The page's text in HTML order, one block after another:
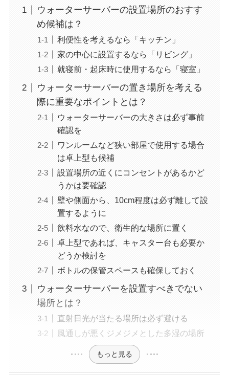
ウォーターサーバーの設置場所のおすす
め候補は？
利便性を考えるなら「キッチン」
家の中心に設置するなら「リビング」
就寝前・起床時に使用するなら「寝室」
ウォーターサーバーの置き場所を考える
際に重要なポイントとは？
ウォーターサーバーの大きさは必ず事前
確認を
ワンルームなど狭い部屋で使用する場合
は卓上型も候補
設置場所の近くにコンセントがあるかど
うかは要確認
壁や側面から、10cm程度は必ず離して設
置するように
飲料水なので、衛生的な場所に置く
卓上型であれば、キャスター台も必要か
どうか検討を
ボトルの保管スペースも確保しておく
ウォーターサーバーを設置すべきでない
場所とは？
直射日光が当たる場所は必ず避ける
風通しが悪くジメジメとした多湿の場所
もっと見る